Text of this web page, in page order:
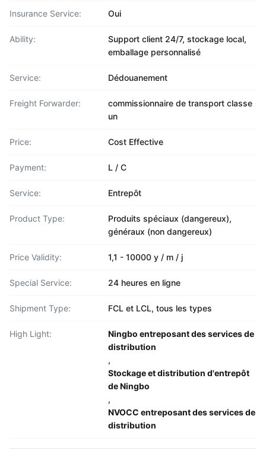
Insurance Service: Oui
Ability:
Support client 24/7, stockage local,
emballage personnalisé
Service: Dédouanement
Freight Forwarder:
commissionnaire de transport classe
un
Price: Cost Effective
Payment: L / C
Service: Entrepôt
Product Type:
Produits spéciaux (dangereux),
généraux (non dangereux)
Price Validity: 1,1 - 10000 y / m / j
Special Service: 24 heures en ligne
Shipment Type: FCL et LCL, tous les types
High Light:
Ningbo entreposant des services de
distribution
,
Stockage et distribution d'entrepôt
de Ningbo
,
NVOCC entreposant des services de
distribution